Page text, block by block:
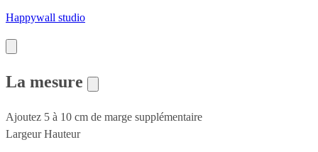
Happywall studio
La mesure
Ajoutez 5 à 10 cm de marge supplémentaire
Largeur Hauteur